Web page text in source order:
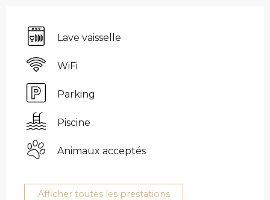
Lave vaisselle
WiFi
Parking
Piscine
Animaux acceptés
Afficher toutes les prestations